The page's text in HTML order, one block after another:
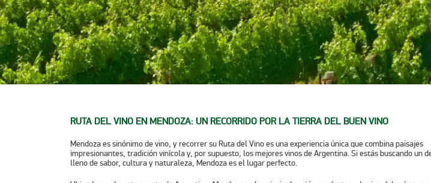
RUTA DEL VINO EN MENDOZA: UN RECORRIDO POR LA TIERRA DEL BUEN VINO
Mendoza es sinónimo de vino, y recorrer suRuta del Vinoes una experiencia única que combina paisajes
impresionantes, tradición vinícola y, por supuesto, los mejores vinos de Argentina. Si estás buscando un
lleno de sabor, cultura y naturaleza, Mendoza es el lugar perfecto.